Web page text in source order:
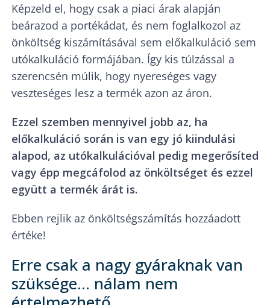
Képzeld el, hogy csak a piaci árak alapján
beárazod a portékádat, és nem foglalkozol az
önköltség kiszámításával sem előkalkuláció sem
utókalkuláció formájában. Így kis túlzással a
szerencsén múlik, hogy nyereséges vagy
veszteséges lesz a termék azon az áron.
Ezzel szemben mennyivel jobb az, ha
előkalkuláció során is van egy jó kiindulási
alapod, az utókalkulációval pedig megerősíted
vagy épp megcáfolod az önköltséget és ezzel
együtt a termék árát is.
Ebben rejlik az önköltségszámítás hozzáadott
értéke!
Erre csak a nagy gyáraknak van
szüksége… nálam nem